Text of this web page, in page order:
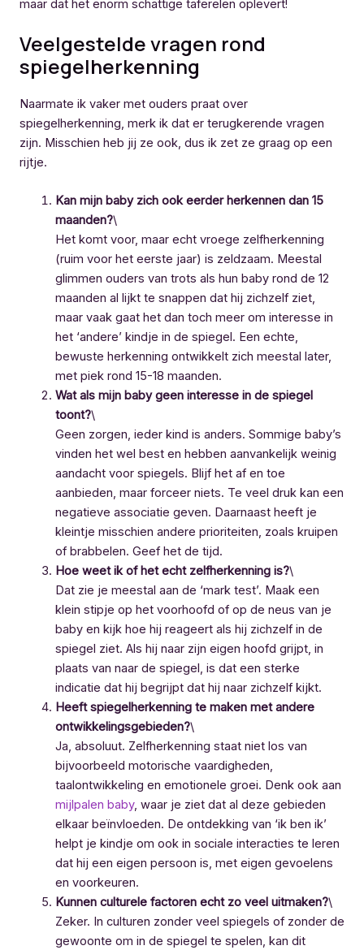
maar dat het enorm schattige taferelen oplevert!
Veelgestelde vragen rond
spiegelherkenning
Naarmate ik vaker met ouders praat over
spiegelherkenning, merk ik dat er terugkerende vragen
zijn. Misschien heb jij ze ook, dus ik zet ze graag op een
rijtje.
Kan mijn baby zich ook eerder herkennen dan 15
maanden?\
Het komt voor, maar echt vroege zelfherkenning
(ruim voor het eerste jaar) is zeldzaam. Meestal
glimmen ouders van trots als hun baby rond de 12
maanden al lijkt te snappen dat hij zichzelf ziet,
maar vaak gaat het dan toch meer om interesse in
het ‘andere’ kindje in de spiegel. Een echte,
bewuste herkenning ontwikkelt zich meestal later,
met piek rond 15-18 maanden.
Wat als mijn baby geen interesse in de spiegel
toont?\
Geen zorgen, ieder kind is anders. Sommige baby’s
vinden het wel best en hebben aanvankelijk weinig
aandacht voor spiegels. Blijf het af en toe
aanbieden, maar forceer niets. Te veel druk kan een
negatieve associatie geven. Daarnaast heeft je
kleintje misschien andere prioriteiten, zoals kruipen
of brabbelen. Geef het de tijd.
Hoe weet ik of het echt zelfherkenning is?\
Dat zie je meestal aan de ‘mark test’. Maak een
klein stipje op het voorhoofd of op de neus van je
baby en kijk hoe hij reageert als hij zichzelf in de
spiegel ziet. Als hij naar zijn eigen hoofd grijpt, in
plaats van naar de spiegel, is dat een sterke
indicatie dat hij begrijpt dat hij naar zichzelf kijkt.
Heeft spiegelherkenning te maken met andere
ontwikkelingsgebieden?\
Ja, absoluut. Zelfherkenning staat niet los van
bijvoorbeeld motorische vaardigheden,
taalontwikkeling en emotionele groei. Denk ook aan
mijlpalen baby, waar je ziet dat al deze gebieden
elkaar beïnvloeden. De ontdekking van ‘ik ben ik’
helpt je kindje om ook in sociale interacties te leren
dat hij een eigen persoon is, met eigen gevoelens
en voorkeuren.
Kunnen culturele factoren echt zo veel uitmaken?\
Zeker. In culturen zonder veel spiegels of zonder de
gewoonte om in de spiegel te spelen, kan dit